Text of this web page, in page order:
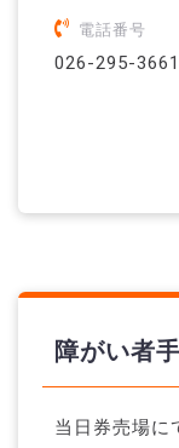
電話番号
026-295-3661
障がい者
当日券売場に